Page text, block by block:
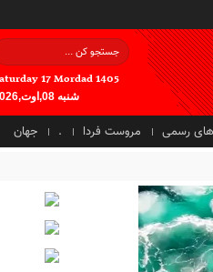
17 Mordad 1405
شنبه 08,اوت,2026
رسمی مروست فردا . جهان